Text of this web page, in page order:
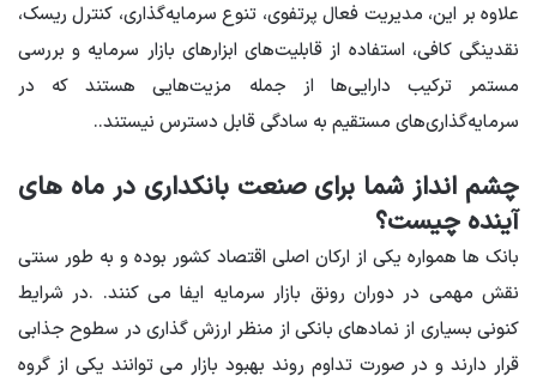
علاوه بر این، مدیریت فعال پرتفوی، تنوع سرمایه‌گذاری، کنترل ریسک،
نقدینگی کافی، استفاده از قابلیت‌های ابزارهای بازار سرمایه و بررسی
مستمر ترکیب دارایی‌ها از جمله مزیت‌هایی هستند که در
سرمایه‌گذاری‌های مستقیم به سادگی قابل دسترس نیستند..
چشم انداز شما برای صنعت بانکداری در ماه های
آینده چیست؟
بانک ها همواره یکی از ارکان اصلی اقتصاد کشور بوده و به طور سنتی
نقش مهمی در دوران رونق بازار سرمایه ایفا می کنند. .در شرایط
کنونی بسیاری از نمادهای بانکی از منظر ارزش گذاری در سطوح جذابی
قرار دارند و در صورت تداوم روند بهبود بازار می توانند یکی از گروه